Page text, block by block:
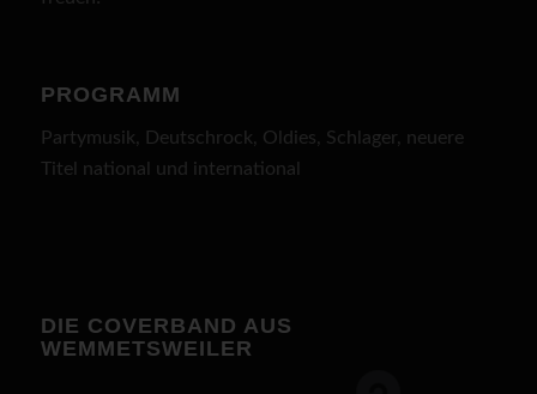
PROGRAMM
Partymusik, Deutschrock, Oldies, Schlager, neuere
Titel national und international
DIE COVERBAND AUS
WEMMETSWEILER